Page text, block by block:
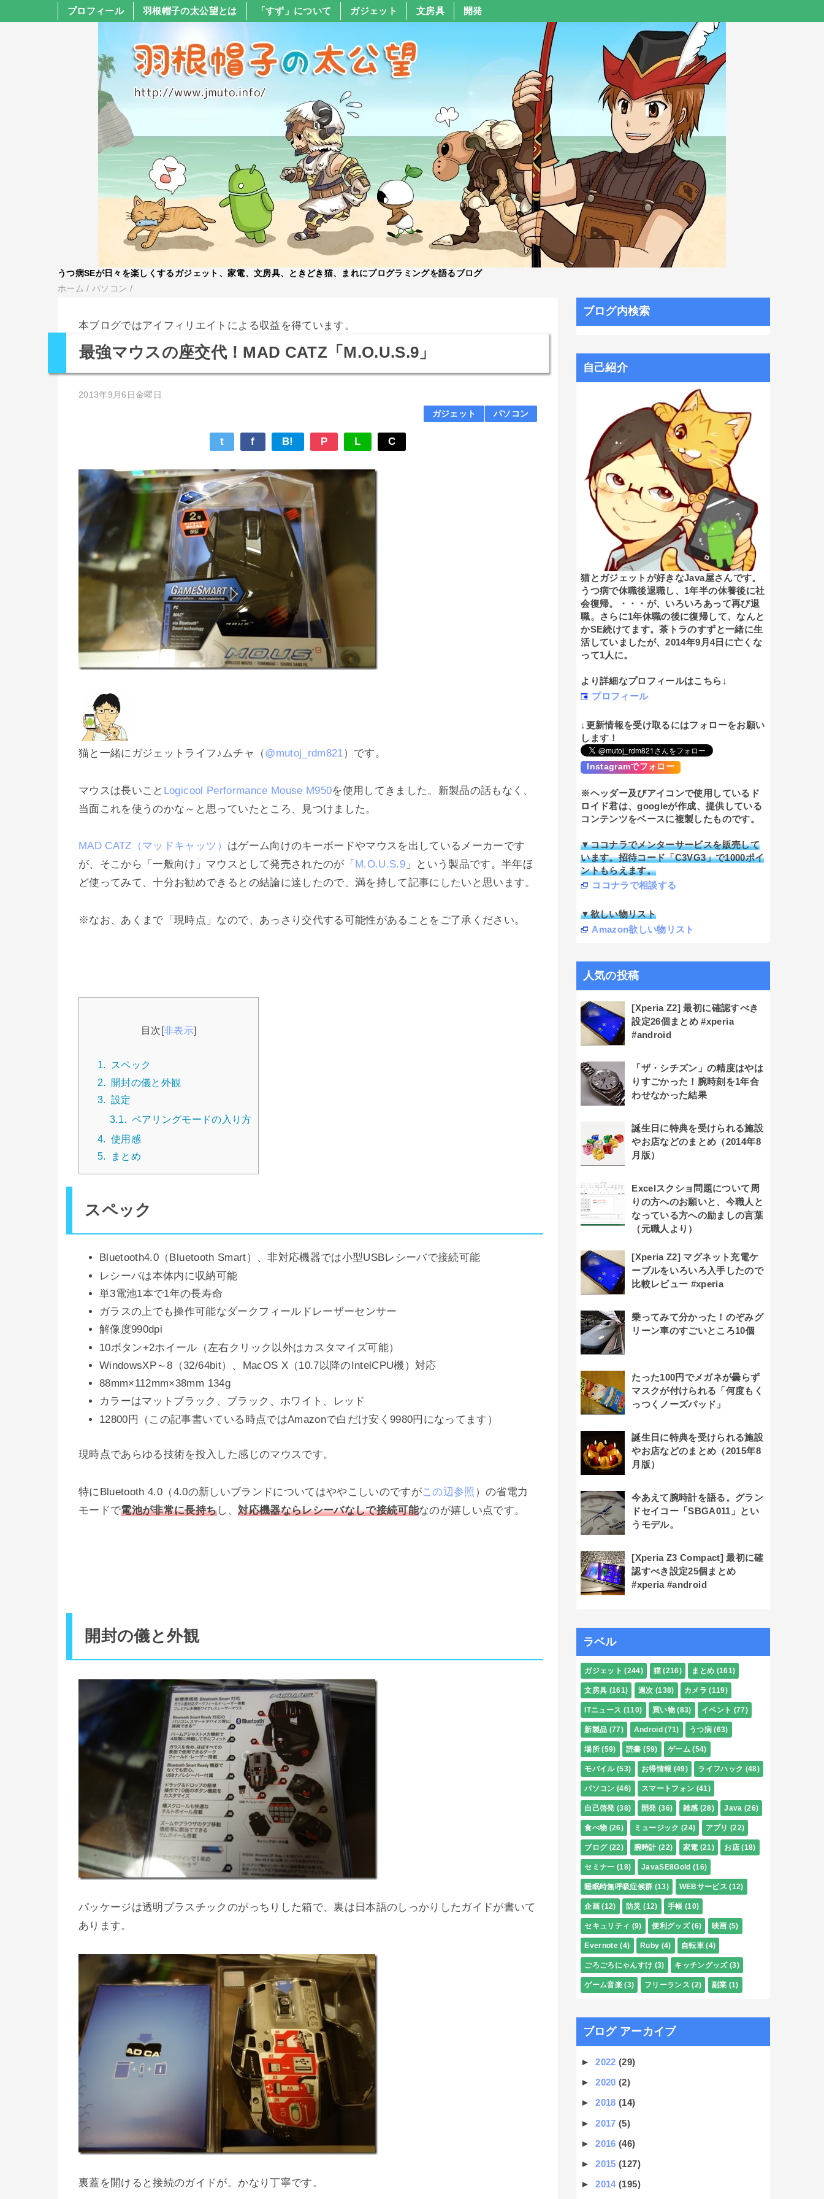
プロフィール 羽根帽子の太公望とは 「すず」について ガジェット 文房具 開発
うつ病SEが日々を楽しくするガジェット、家電、文房具、ときどき猫、まれにプログラミングを語るブログ
ホーム / パソコン /
本ブログではアイフィリエイトによる収益を得ています。
最強マウスの座交代！MAD CATZ「M.O.U.S.9」
2013年9月6日金曜日
ガジェット パソコン
t f B! P L C
猫と一緒にガジェットライフ♪ムチャ（@mutoj_rdm821）です。
マウスは長いこと Logicool Performance Mouse M950を使用してきました。新製品の話もなく、
当面これを使うのかな～と思っていたところ、見つけました。
MAD CATZ（マッドキャッツ） はゲーム向けのキーボードやマウスを出しているメーカーです
が、そこから「一般向け」マウスとして発売されたのが「 M.O.U.S.9 」という製品です。半年ほ
ど使ってみて、十分お勧めできるとの結論に達したので、満を持して記事にしたいと思います。
※なお、あくまで「現時点」なので、あっさり交代する可能性があることをご了承ください。
目次 [非表示]
1.
スペック
2.
開封の儀と外観
3.
設定
3.1.
ペアリングモードの入り方
4. 使用感
5.
まとめ
スペック
Bluetooth4.0（Bluetooth Smart）、非対応機器では小型USBレシーバで接続可能
レシーバは本体内に収納可能
単3電池1本で1年の長寿命
ガラスの上でも操作可能なダークフィールドレーザーセンサー
解像度990dpi
10ボタン+2ホイール（左右クリック以外はカスタマイズ可能）
WindowsXP～8（32/64bit）、MacOS X（10.7以降のIntelCPU機）対応
88mm×112mm×38mm 134g
カラーはマットブラック、ブラック、ホワイト、レッド
12800円（この記事書いている時点ではAmazonで白だけ安く9980円になってます）
現時点であらゆる技術を投入した感じのマウスです。
特にBluetooth 4.0（4.0の新しいブランドについてはややこしいのですがこの辺参照 ）の省電力
モードで電池が非常に長持ちし、対応機器ならレシーバなしで接続可能なのが嬉しい点です。
開封の儀と外観
パッケージは透明プラスチックのがっちりした箱で、裏は日本語のしっかりしたガイドが書いて
あります。
裏蓋を開けると接続のガイドが。かなり丁寧です。
ブログ内検索
自己紹介
猫とガジェットが好きなJava屋さんです。
うつ病で休職後退職し、1年半の休養後に社
会復帰。・・・が、いろいろあって再び退
職。さらに1年休職の後に復帰して、なんと
かSE続けてます。茶トラのすずと一緒に生
活していましたが、2014年9月4日に亡くな
って1人に。
より詳細なプロフィールはこちら↓
プロフィール
↓更新情報を受け取るにはフォローをお願い
します！
Instagramでフォロー
※ヘッダー及びアイコンで使用しているド
ロイド君は、googleが作成、提供している
コンテンツをベースに複製したものです。
▼ココナラでメンターサービスを販売して
います。招待コード「C3VG3」で1000ポイ
ントもらえます。
ココナラで相談する
▼欲しい物リスト
Amazon欲しい物リスト
人気の投稿
[Xperia Z2] 最初に確認すべき
設定26個まとめ #xperia
#android
「ザ・シチズン」の精度はやは
りすごかった！腕時刻を1年合
わせなかった結果
誕生日に特典を受けられる施設
やお店などのまとめ（2014年8
月版）
Excelスクショ問題について周
りの方へのお願いと、今職人と
なっている方への励ましの言葉
（元職人より）
[Xperia Z2] マグネット充電ケ
ーブルをいろいろ入手したので
比較レビュー #xperia
乗ってみて分かった！のぞみグ
リーン車のすごいところ10個
たった100円でメガネが曇らず
マスクが付けられる「何度もく
っつくノーズパッド」
誕生日に特典を受けられる施設
やお店などのまとめ（2015年8
月版）
今あえて腕時計を語る。グラン
ドセイコー「SBGA011」とい
うモデル。
[Xperia Z3 Compact] 最初に確
認すべき設定25個まとめ
#xperia #android
ラベル
ガジェット (244) 猫 (216) まとめ (161)
文房具 (161) 週次 (138) カメラ (119)
ITニュース (110) 買い物 (83) イベント (77)
新製品 (77) Android (71) うつ病 (63)
場所 (59) 読書 (59) ゲーム (54)
モバイル (53) お得情報 (49) ライフハック (48)
パソコン (46) スマートフォン (41)
自己啓発 (38) 開発 (36) 雑感 (28) Java (26)
食べ物 (26) ミュージック (24) アプリ (22)
ブログ (22) 腕時計 (22) 家電 (21) お店 (18)
セミナー (18) JavaSE8Gold (16)
睡眠時無呼吸症候群 (13) WEBサービス (12)
企画 (12) 防災 (12) 手帳 (10)
セキュリティ (9) 便利グッズ (6) 映画 (5)
Evernote (4) Ruby (4) 自転車 (4)
ごろごろにゃんすけ (3) キッチングッズ (3)
ゲーム音楽 (3) フリーランス (2) 副業 (1)
ブログ アーカイブ
►2022(29)
►2020(2)
►2018(14)
►2017(5)
►2016(46)
►2015(127)
►2014(195)